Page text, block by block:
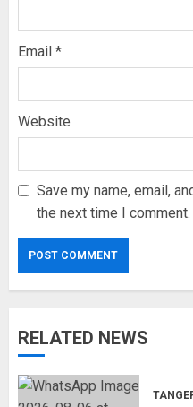
Email *
Website
Save my name, email,
the next time I comment.
RELATED NEWS